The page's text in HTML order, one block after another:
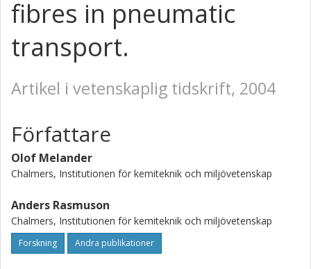
fibres in pneumatic
transport.
Artikel i vetenskaplig tidskrift, 2004
Författare
Olof Melander
Chalmers, Institutionen för kemiteknik och miljövetenskap
Anders Rasmuson
Chalmers, Institutionen för kemiteknik och miljövetenskap
Forskning Andra publikationer